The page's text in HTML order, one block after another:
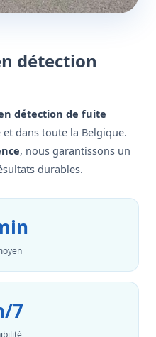
détection
détection de fuite
dans toute la Belgique.
, nous garantissons un
durables.
7